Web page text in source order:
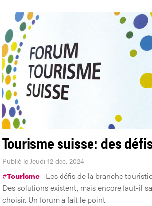
Tourisme suisse: des
Publié le Jeudi 12 déc. 2024
#Tourisme Les défis de la branche
Des solutions existent, mais encore faut-il
choisir. Un forum a fait le point.